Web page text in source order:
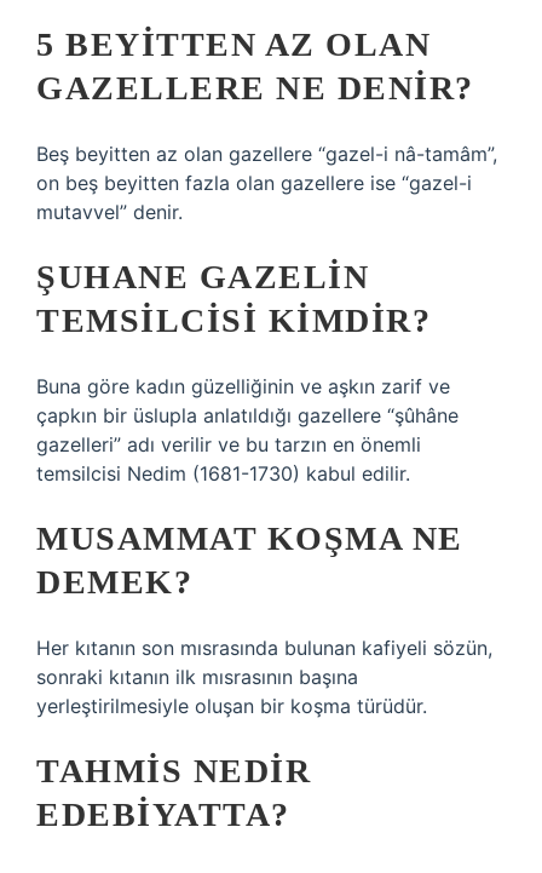
5 BEYITTEN AZ OLAN
GAZELLERE NE DENIR?
Beş beyitten az olan gazellere “gazel-i nâ-tamâm”,
on beş beyitten fazla olan gazellere ise “gazel-i
mutavvel” denir.
ŞUHANE GAZELIN
TEMSILCISI KIMDIR?
Buna göre kadın güzelliğinin ve aşkın zarif ve
çapkın bir üslupla anlatıldığı gazellere “şûhâne
gazelleri” adı verilir ve bu tarzın en önemli
temsilcisi Nedim (1681-1730) kabul edilir.
MUSAMMAT KOŞMA NE
DEMEK?
Her kıtanın son mısrasında bulunan kafiyeli sözün,
sonraki kıtanın ilk mısrasının başına
yerleştirilmesiyle oluşan bir koşma türüdür.
TAHMIS NEDIR
EDEBIYATTA?